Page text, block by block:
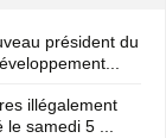
président du
illégalement
le samedi 5 ...